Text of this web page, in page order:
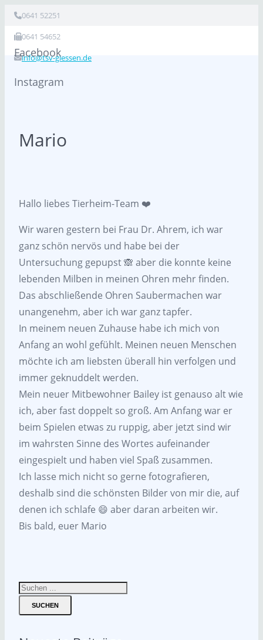
0641 52251
0641 54652
info@tsv-giessen.de
Facebook
Instagram
Mario
Hallo liebes Tierheim-Team ❤️
Wir waren gestern bei Frau Dr. Ahrem, ich war
ganz schön nervös und habe bei der
Untersuchung gepupst 🙈 aber die konnte keine
lebenden Milben in meinen Ohren mehr finden.
Das abschließende Ohren Saubermachen war
unangenehm, aber ich war ganz tapfer.
In meinem neuen Zuhause habe ich mich von
Anfang an wohl gefühlt. Meinen neuen Menschen
möchte ich am liebsten überall hin verfolgen und
immer geknuddelt werden.
Mein neuer Mitbewohner Bailey ist genauso alt wie
ich, aber fast doppelt so groß. Am Anfang war er
beim Spielen etwas zu ruppig, aber jetzt sind wir
im wahrsten Sinne des Wortes aufeinander
eingespielt und haben viel Spaß zusammen.
Ich lasse mich nicht so gerne fotografieren,
deshalb sind die schönsten Bilder von mir die, auf
denen ich schlafe 😄 aber daran arbeiten wir.
Bis bald, euer Mario
SUCHEN